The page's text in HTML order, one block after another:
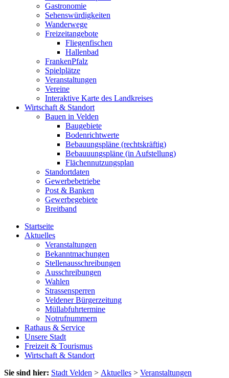
Gastronomie
Sehenswürdigkeiten
Wanderwege
Freizeitangebote
Fliegenfischen
Hallenbad
FrankenPfalz
Spielplätze
Veranstaltungen
Vereine
Interaktive Karte des Landkreises
Wirtschaft & Standort
Bauen in Velden
Baugebiete
Bodenrichtwerte
Bebauungspläne (rechtskräftig)
Bebauuungspläne (in Aufstellung)
Flächennutzungsplan
Standortdaten
Gewerbebetriebe
Post & Banken
Gewerbegebiete
Breitband
Startseite
Aktuelles
Veranstaltungen
Bekanntmachungen
Stellenausschreibungen
Ausschreibungen
Wahlen
Strassensperren
Veldener Bürgerzeitung
Müllabfuhrtermine
Notrufnummern
Rathaus & Service
Unsere Stadt
Freizeit & Tourismus
Wirtschaft & Standort
Sie sind hier: Stadt Velden > Aktuelles > Veranstaltungen